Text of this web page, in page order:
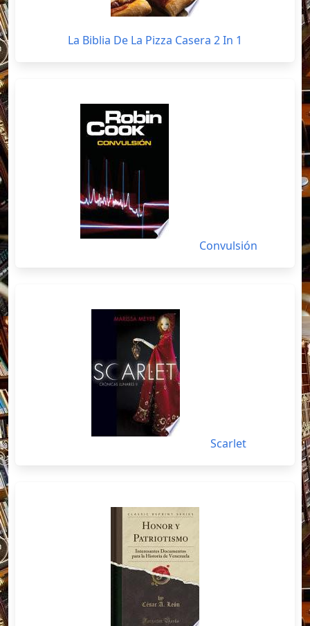
La Biblia De La Pizza Casera 2 In 1
Convulsión
Scarlet